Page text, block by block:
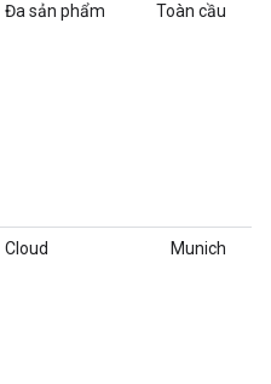
Đa sản phẩm Toàn cầu
Cloud Munich